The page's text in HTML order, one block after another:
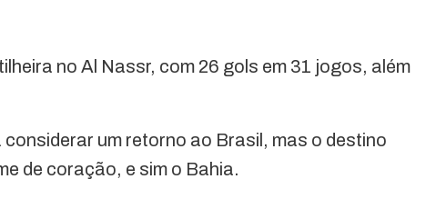
no Al Nassr, com 26 gols em 31 jogos, além
um retorno ao Brasil, mas o destino
de coração, e sim o Bahia.